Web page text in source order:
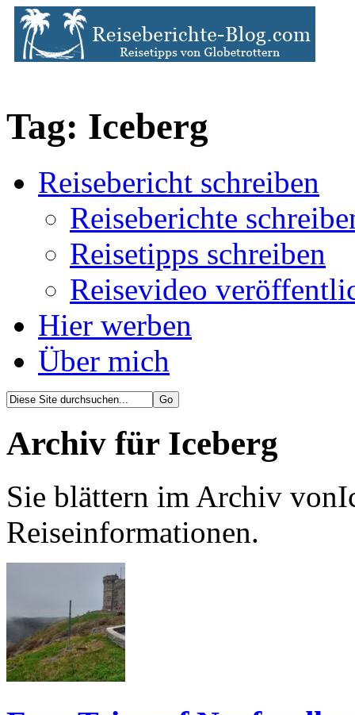
Tag: Iceberg
Reisebericht schreiben
Reiseberichte
Reisetipps schreiben
Reisevideo
Hier werben
Über mich
Archiv für Iceberg
Sie blättern im Archiv
Reiseinformationen.